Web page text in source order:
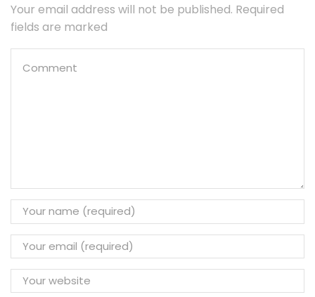
Your email address will not be published. Required
fields are marked